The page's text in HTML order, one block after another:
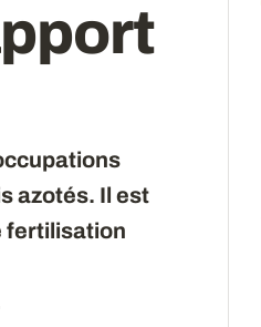
azotés. Il est
fertilisation